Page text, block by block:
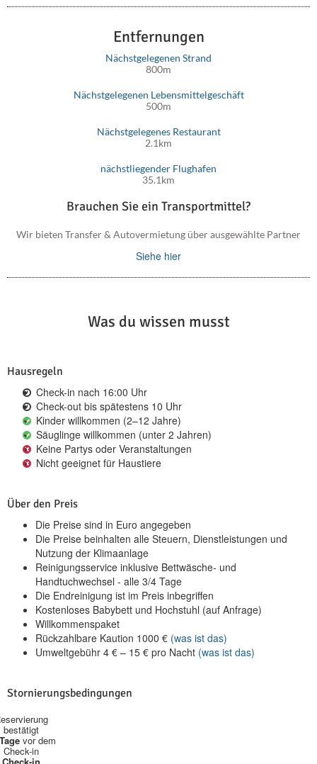
Entfernungen
Nächstgelegenen Strand
800m
Nächstgelegenen Lebensmittelgeschäft
500m
Nächstgelegenes Restaurant
2.1km
nächstliegender Flughafen
35.1km
Brauchen Sie ein Transportmittel?
Wir bieten Transfer & Autovermietung über ausgewählte Partner
Siehe hier
Was du wissen musst
Hausregeln
Check-in nach 16:00 Uhr
Check-out bis spätestens 10 Uhr
Kinder willkommen (2–12 Jahre)
Säuglinge willkommen (unter 2 Jahren)
Keine Partys oder Veranstaltungen
Nicht geeignet für Haustiere
Über den Preis
Die Preise sind in Euro angegeben
Die Preise beinhalten alle Steuern, Dienstleistungen und
Nutzung der Klimaanlage
Reinigungsservice inklusive Bettwäsche- und
Handtuchwechsel - alle 3/4 Tage
Die Endreinigung ist im Preis inbegriffen
Kostenloses Babybett und Hochstuhl (auf Anfrage)
Willkommenspaket
Rückzahlbare Kaution 1000 € (was ist das)
Umweltgebühr 4 € – 15 € pro Nacht (was ist das)
Stornierungsbedingungen
bestätigt
vor dem
Check-in